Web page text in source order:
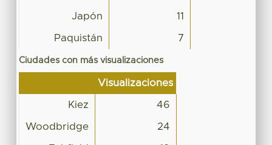
Japón 11
Paquistán 7
Ciudades con más visualizaciones
Visualizaciones
Kiez 46
Woodbridge 24